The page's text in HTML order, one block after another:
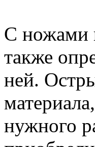
С ножами
также
ней.
нужного